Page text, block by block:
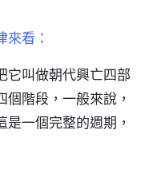
看：
它叫做朝代興亡四部
階段，一般來說，
一個完整的週期，